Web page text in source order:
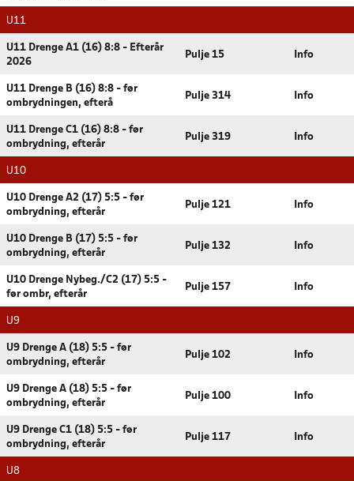
U11
U11 Drenge A1 (16) 8:8 - Efterår
2026
Pulje 15 Info
U11 Drenge B (16) 8:8 - før
ombrydningen, efterå
Pulje 314 Info
U11 Drenge C1 (16) 8:8 - før
ombrydning, efterår
Pulje 319 Info
U10
U10 Drenge A2 (17) 5:5 - før
ombrydning, efterår
Pulje 121 Info
U10 Drenge B (17) 5:5 - før
ombrydning, efterår
Pulje 132 Info
U10 Drenge Nybeg./C2 (17) 5:5 -
før ombr, efterår
Pulje 157 Info
U9
U9 Drenge A (18) 5:5 - før
ombrydning, efterår
Pulje 102 Info
U9 Drenge A (18) 5:5 - før
ombrydning, efterår
Pulje 100 Info
U9 Drenge C1 (18) 5:5 - før
ombrydning, efterår
Pulje 117 Info
U8